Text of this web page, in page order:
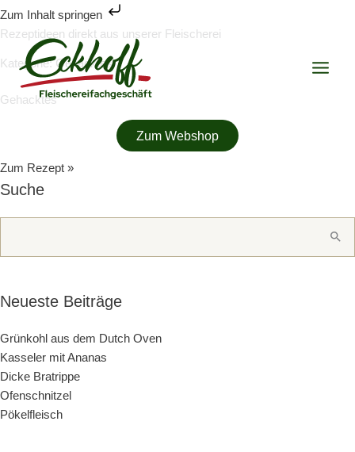
Zum Inhalt springen
Zum
Inhalt
springen
Zum Webshop
Rezeptideen direkt aus unserer Fleischerei
Kategorie: Gehacktes
Gehacktes
Dazu passen Kartoffeln, Spätzle oder einfach nur leckeres Baguette.
Zum Rezept »
Suche
nach:
Neueste Beiträge
Grünkohl aus dem Dutch Oven
Kasseler mit Ananas
Dicke Bratrippe
Ofenschnitzel
Pökelfleisch